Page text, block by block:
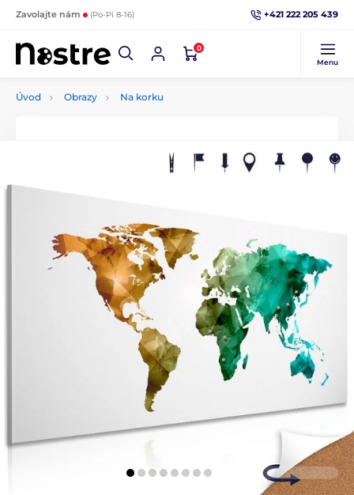
Zavolajte nám (Po-Pi 8-16) +421 222 205 439
0
Menu
Úvod Obrazy Na korku